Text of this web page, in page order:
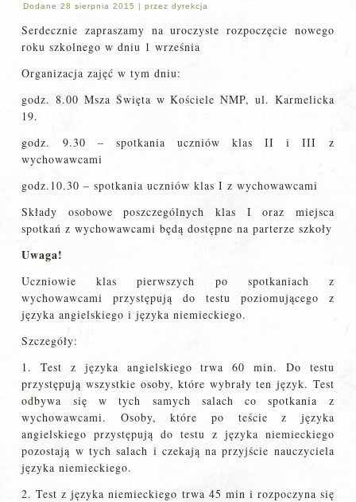
Dodane 28 sierpnia 2015 |przez dyrekcja
Serdecznie zapraszamy na uroczyste rozpoczęcie nowego
roku szkolnego w dniu 1 września
Organizacja zajęć w tym dniu:
godz. 8.00 Msza Święta w Kościele NMP, ul. Karmelicka
19.
godz. 9.30 – spotkania uczniów klas II i III z
wychowawcami
godz.10.30 – spotkania uczniów klas I z wychowawcami
Składy osobowe poszczególnych klas I oraz miejsca
spotkań z wychowawcami będą dostępne na parterze szkoły
Uwaga!
Uczniowie klas pierwszych po spotkaniach z
wychowawcami przystępują do testu poziomującego z
języka angielskiego i języka niemieckiego.
Szczegóły:
1. Test z języka angielskiego trwa 60 min. Do testu
przystępują wszystkie osoby, które wybrały ten język. Test
odbywa się w tych samych salach co spotkania z
wychowawcami. Osoby, które po teście z języka
angielskiego przystępują do testu z języka niemieckiego
pozostają w tych salach i czekają na przyjście nauczyciela
języka niemieckiego.
2. Test z języka niemieckiego trwa 45 min i rozpoczyna się